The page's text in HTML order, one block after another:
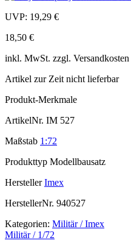
UVP: 19,29 €
18,50 €
inkl. MwSt. zzgl. Versandkosten
Artikel zur Zeit nicht lieferbar
Produkt-Merkmale
ArtikelNr. IM 527
Maßstab 1:72
Produkttyp Modellbausatz
Hersteller Imex
HerstellerNr. 940527
Kategorien: Militär / Imex
Militär / 1/72